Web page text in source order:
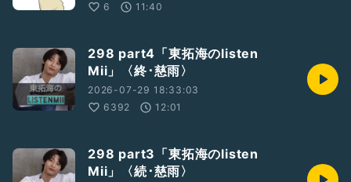
6
11:40
298 part4「東拓海のlisten
Mii」〈終･慈雨〉
2026-07-29 18:33:03
6392
12:01
298 part3「東拓海のlisten
Mii」〈続･慈雨〉